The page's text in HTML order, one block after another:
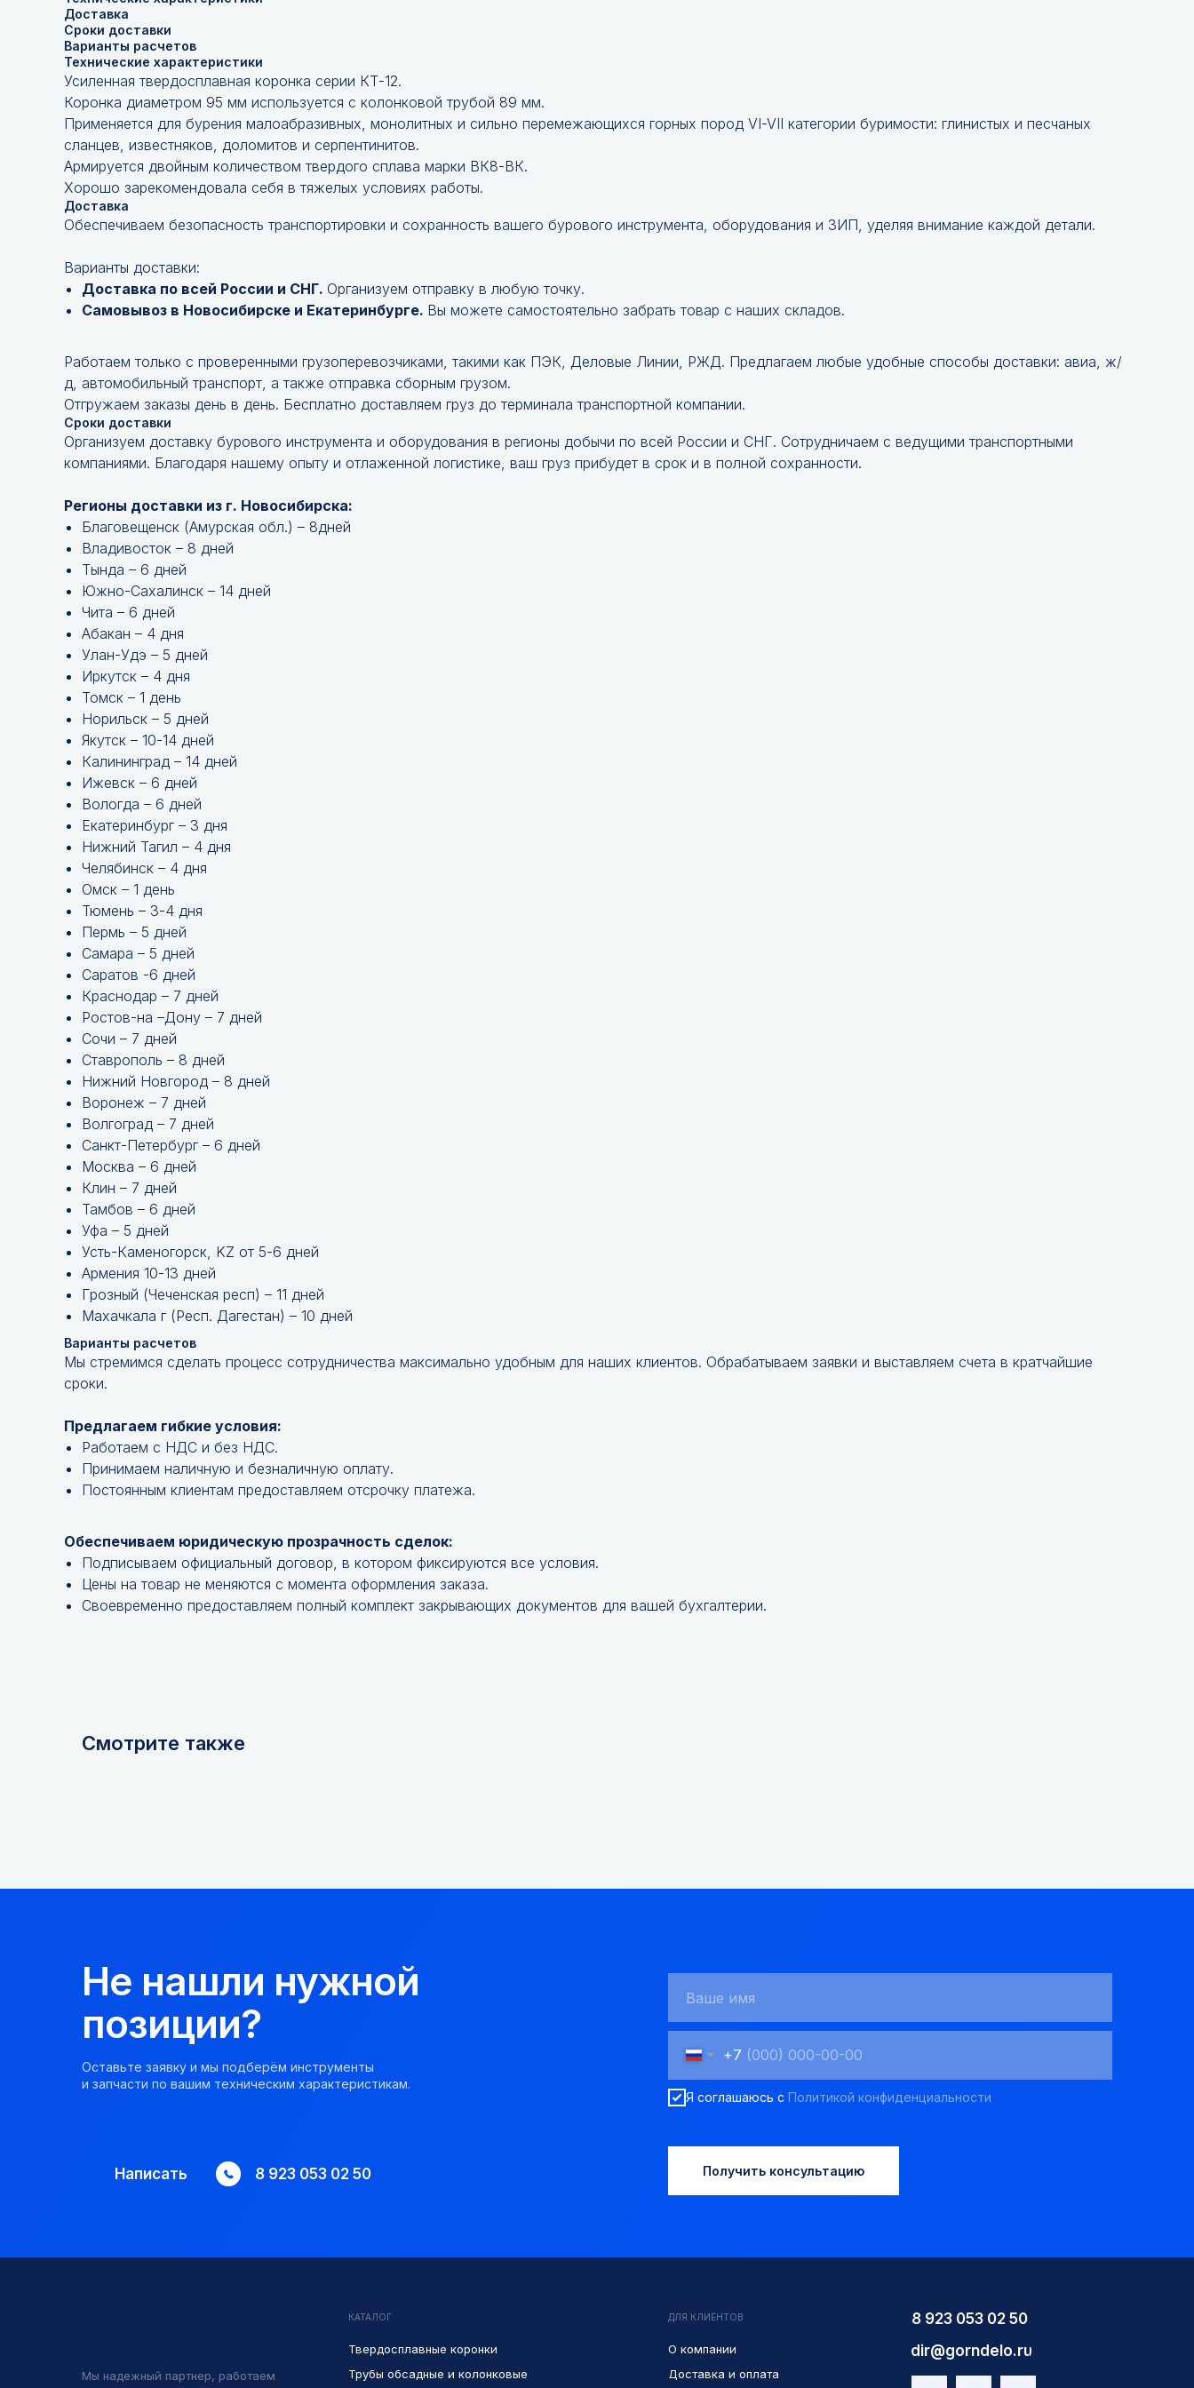
Доставка
Сроки доставки
Варианты расчетов
Технические характеристики
Усиленная твердосплавная коронка серии КТ-12.
Коронка диаметром 95 мм используется с колонковой трубой 89 мм.
Применяется для бурения малоабразивных, монолитных и сильно перемежающихся горных пород VI-VII категории буримости: глинистых и песчаных
сланцев, известняков, доломитов и серпентинитов.
Армируется двойным количеством твердого сплава марки ВК8-ВК.
Хорошо зарекомендовала себя в тяжелых условиях работы.
Доставка
Обеспечиваем безопасность транспортировки и сохранность вашего бурового инструмента, оборудования и ЗИП, уделяя внимание каждой детали.
Варианты доставки:
Доставка по всей России и СНГ. Организуем отправку в любую точку.
Самовывоз в Новосибирске и Екатеринбурге. Вы можете самостоятельно забрать товар с наших складов.
Работаем только с проверенными грузоперевозчиками, такими как ПЭК, Деловые Линии, РЖД. Предлагаем любые удобные способы доставки: авиа, ж/
д, автомобильный транспорт, а также отправка сборным грузом.
Отгружаем заказы день в день. Бесплатно доставляем груз до терминала транспортной компании.
Сроки доставки
Организуем доставку бурового инструмента и оборудования в регионы добычи по всей России и СНГ. Сотрудничаем с ведущими транспортными
компаниями. Благодаря нашему опыту и отлаженной логистике, ваш груз прибудет в срок и в полной сохранности.
Регионы доставки из г. Новосибирска:
Благовещенск (Амурская обл.) – 8дней
Владивосток – 8 дней
Тында – 6 дней
Южно-Сахалинск – 14 дней
Чита – 6 дней
Абакан – 4 дня
Улан-Удэ – 5 дней
Иркутск – 4 дня
Томск – 1 день
Норильск – 5 дней
Якутск – 10-14 дней
Калининград – 14 дней
Ижевск – 6 дней
Вологда – 6 дней
Екатеринбург – 3 дня
Нижний Тагил – 4 дня
Челябинск – 4 дня
Омск – 1 день
Тюмень – 3-4 дня
Пермь – 5 дней
Самара – 5 дней
Саратов -6 дней
Краснодар – 7 дней
Ростов-на –Дону – 7 дней
Сочи – 7 дней
Ставрополь – 8 дней
Нижний Новгород – 8 дней
Воронеж – 7 дней
Волгоград – 7 дней
Санкт-Петербург – 6 дней
Москва – 6 дней
Клин – 7 дней
Тамбов – 6 дней
Уфа – 5 дней
Усть-Каменогорск, KZ от 5-6 дней
Армения 10-13 дней
Грозный (Чеченская респ) – 11 дней
Махачкала г (Респ. Дагестан) – 10 дней
Варианты расчетов
Мы стремимся сделать процесс сотрудничества максимально удобным для наших клиентов. Обрабатываем заявки и выставляем счета в кратчайшие
сроки.
Предлагаем гибкие условия:
Работаем с НДС и без НДС.
Принимаем наличную и безналичную оплату.
Постоянным клиентам предоставляем отсрочку платежа.
Обеспечиваем юридическую прозрачность сделок:
Подписываем официальный договор, в котором фиксируются все условия.
Цены на товар не меняются с момента оформления заказа.
Своевременно предоставляем полный комплект закрывающих документов для вашей бухгалтерии.
Смотрите также
Не нашли нужной
позиции?
Оставьте заявку и мы подберём инструменты
и запчасти по вашим техническим характеристикам.
+7
Я соглашаюсь с Политикой конфиденциальности
Получить консультацию
Написать 8 923 053 02 50
Мы надежный партнер, работаем
Твердосплавные коронки
8 923 053 02 50
КАТАЛОГ
О компании
ДЛЯ КЛИЕНТОВ
Доставка и оплата
dir@gorndelo.ru
Трубы обсадные и колонковые